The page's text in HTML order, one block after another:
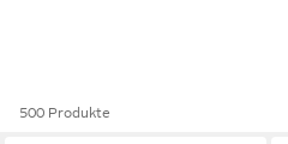
500 Produkte